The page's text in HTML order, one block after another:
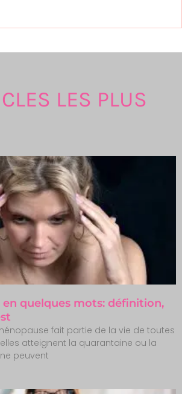
LES PLUS
en quelques mots: définition,
fait partie de la vie de toutes
atteignent la quarantaine ou la
peuvent